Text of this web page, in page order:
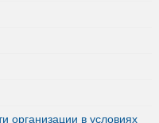
организации в условиях